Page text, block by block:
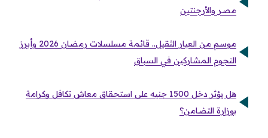
مصر والأرجنتين
موسم من العيار الثقيل.. قائمة مسلسلات رمضان 2026 وأبرز
النجوم المشاركين في السباق
هل يؤثر دخل 1500 جنيه على استحقاق معاش تكافل وكرامة
بوزارة التضامن؟